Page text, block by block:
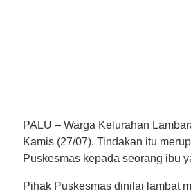
PALU – Warga Kelurahan
Kamis (27/07). Tindakan itu
Puskesmas kepada seorang ibu
Pihak Puskesmas dinilai lambat